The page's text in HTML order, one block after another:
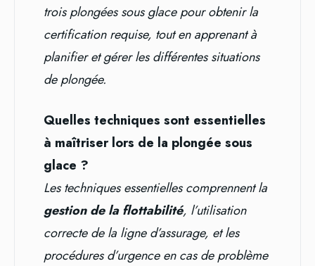
trois plongées sous glace pour obtenir la
certification requise, tout en apprenant à
planifier et gérer les différentes situations
de plongée.
Quelles techniques sont essentielles
à maîtriser lors de la plongée sous
glace ?
Les techniques essentielles comprennent la
gestion de la flottabilité, l’utilisation
correcte de la ligne d’assurage, et les
procédures d’urgence en cas de problème